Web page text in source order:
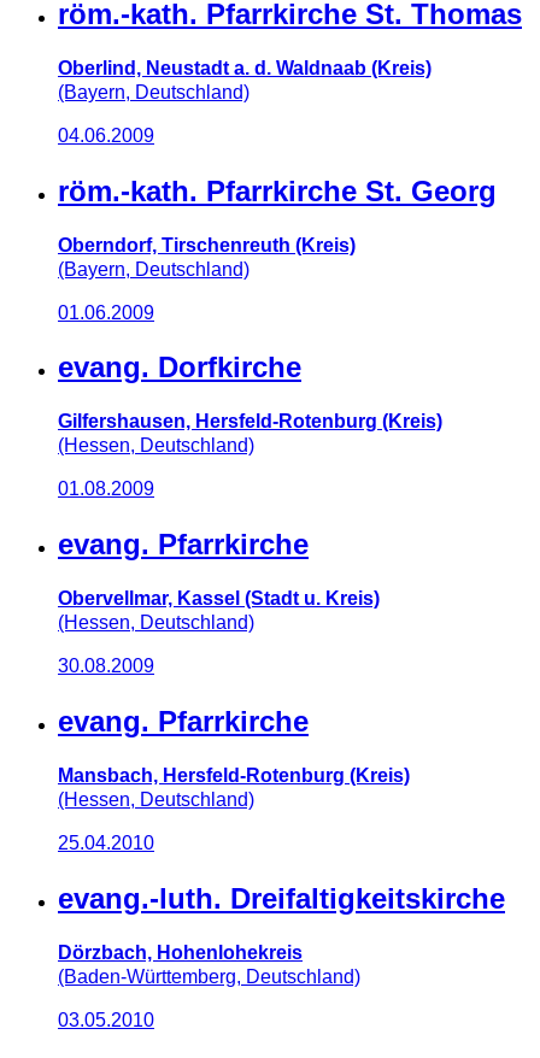
röm.-kath. Pfarrkirche St. Thomas
Oberlind, Neustadt a. d. Waldnaab (Kreis)
(Bayern, Deutschland)
04.06.2009
röm.-kath. Pfarrkirche St. Georg
Oberndorf, Tirschenreuth (Kreis)
(Bayern, Deutschland)
01.06.2009
evang. Dorfkirche
Gilfershausen, Hersfeld-Rotenburg (Kreis)
(Hessen, Deutschland)
01.08.2009
evang. Pfarrkirche
Obervellmar, Kassel (Stadt u. Kreis)
(Hessen, Deutschland)
30.08.2009
evang. Pfarrkirche
Mansbach, Hersfeld-Rotenburg (Kreis)
(Hessen, Deutschland)
25.04.2010
evang.-luth. Dreifaltigkeitskirche
Dörzbach, Hohenlohekreis
(Baden-Württemberg, Deutschland)
03.05.2010